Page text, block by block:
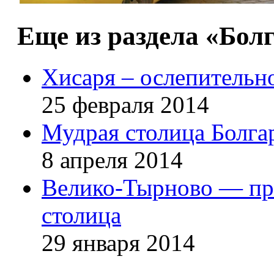
Еще из раздела
Хисаря –
25 февраля 2014
Мудрая столица
8 апреля 2014
Велико-Тырново —
столица
29 января 2014